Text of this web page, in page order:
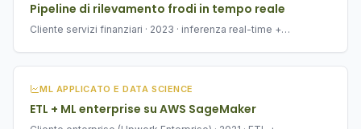
Pipeline di rilevamento frodi in tempo reale
Cliente servizi finanziari · 2023 · inferenza real-time +
ML APPLICATO E DATA SCIENCE
ETL + ML enterprise su AWS SageMaker